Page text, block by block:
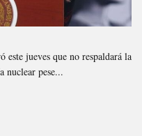
este jueves que no respaldará la
nuclear pese...